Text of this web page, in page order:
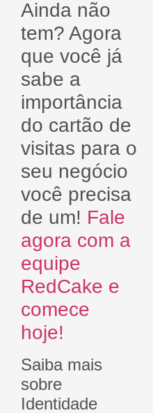
Ainda não
tem? Agora
que você já
sabe a
importância
do cartão de
visitas para o
seu negócio
você precisa
de um! Fale
agora com a
equipe
RedCake e
comece
hoje!
Saiba mais
sobre
Identidade